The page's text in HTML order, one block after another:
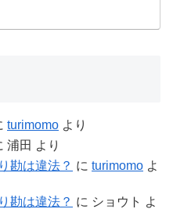
turimomo より
浦田 より
勘は違法？ に turimomo よ
勘は違法？ に ショウト よ